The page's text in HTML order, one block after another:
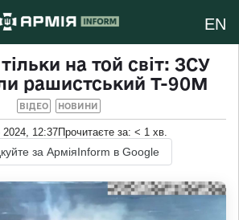
EN
на той світ: ЗСУ
рашистський Т-90М
ВІДЕО НОВИНИ
12:37Прочитаєте за: < 1 хв.
за АрміяInform в Google